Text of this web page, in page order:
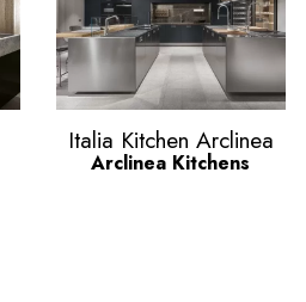
Vorschau
Italia Kitchen Arclinea
Arclinea Kitchens